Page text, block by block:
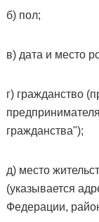
б) пол;
в) дата и место
г) гражданство
гражданства");
д) место
(указывается
Федерации,